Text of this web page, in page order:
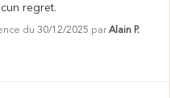
regret.
du 30/12/2025 par Alain P.